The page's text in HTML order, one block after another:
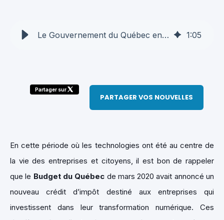
Le Gouvernement du Québec encourage l’investissement en numérique - AQT 1:05
Partager sur
PARTAGER VOS NOUVELLES
En cette période où les technologies ont été au centre de
la vie des entreprises et citoyens, il est bon de rappeler
que le Budget du Québec de mars 2020 avait annoncé un
nouveau crédit d’impôt destiné aux entreprises qui
investissent dans leur transformation numérique. Ces